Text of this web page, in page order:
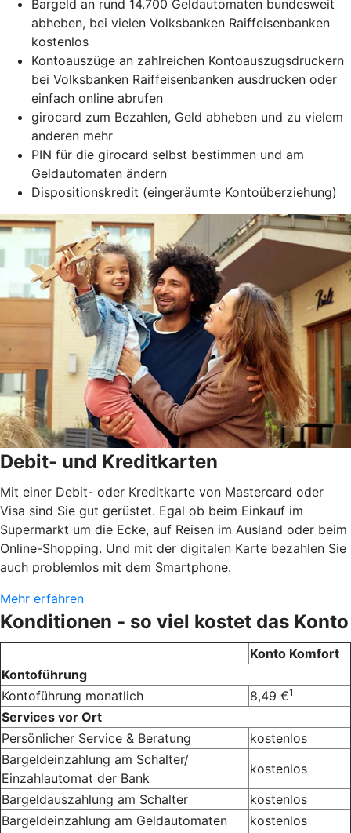
Bargeld an rund 14.700 Geldautomaten bundesweit
abheben, bei vielen Volksbanken Raiffeisenbanken
kostenlos
Kontoauszüge an zahlreichen Kontoauszugsdruckern
bei Volksbanken Raiffeisenbanken ausdrucken oder
einfach online abrufen
girocard zum Bezahlen, Geld abheben und zu vielem
anderen mehr
PIN für die girocard selbst bestimmen und am
Geldautomaten ändern
Dispositionskredit (eingeräumte Kontoüberziehung)
Debit- und Kreditkarten
Mit einer Debit- oder Kreditkarte von Mastercard oder
Visa sind Sie gut gerüstet. Egal ob beim Einkauf im
Supermarkt um die Ecke, auf Reisen im Ausland oder beim
Online-Shopping. Und mit der digitalen Karte bezahlen Sie
auch problemlos mit dem Smartphone.
Mehr erfahren
Konditionen - so viel kostet das Konto
Konto Komfort
Kontoführung
Kontoführung monatlich
8,49 €1
Services vor Ort
Persönlicher Service & Beratung
kostenlos
Bargeldeinzahlung am Schalter/
Einzahlautomat der Bank
kostenlos
Bargeldauszahlung am Schalter
kostenlos
Bargeldeinzahlung am Geldautomaten
kostenlos